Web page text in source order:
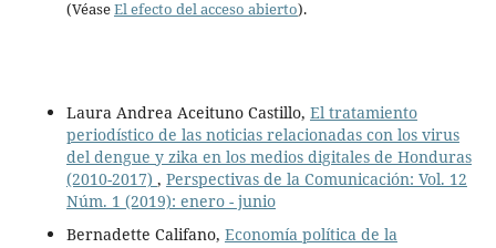
(VéaseEl efecto del acceso abierto).
Laura Andrea Aceituno Castillo, El tratamiento
periodístico de las noticias relacionadas con los virus
del dengue y zika en los medios digitales de Honduras
(2010-2017) , Perspectivas de la Comunicación: Vol. 12
Núm. 1 (2019): enero - junio
Bernadette Califano, Economía política de la